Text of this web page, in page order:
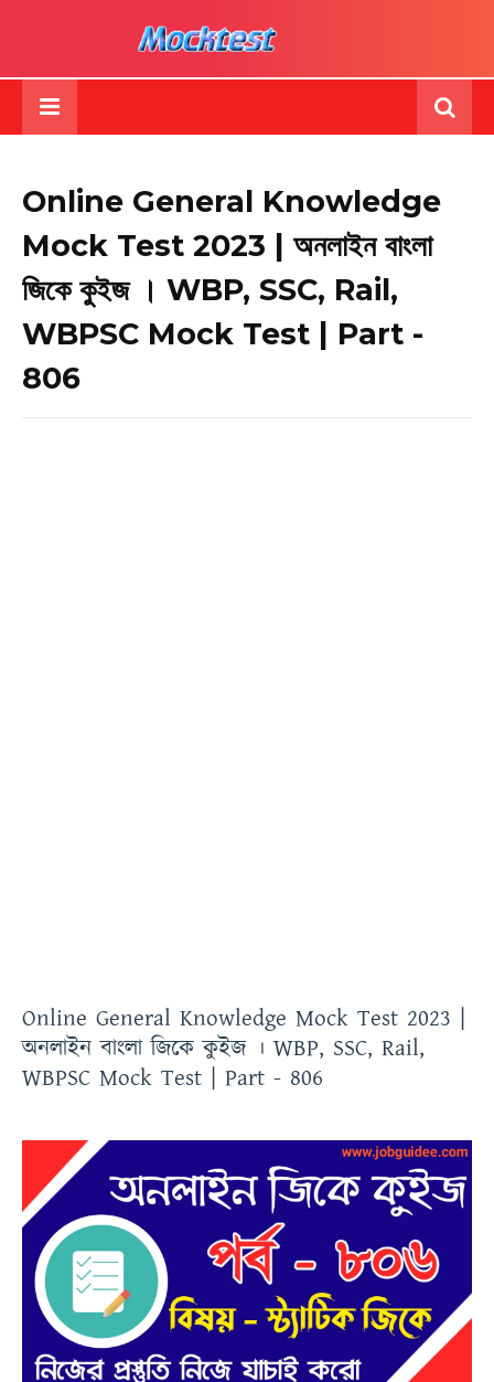
Online General Knowledge
Mock Test 2023 | অনলাইন বাংলা
জিকে কুইজ । WBP, SSC, Rail,
WBPSC Mock Test | Part -
806
Online General Knowledge Mock Test 2023 |
অনলাইন বাংলা জিকে কুইজ । WBP, SSC, Rail,
WBPSC Mock Test | Part - 806